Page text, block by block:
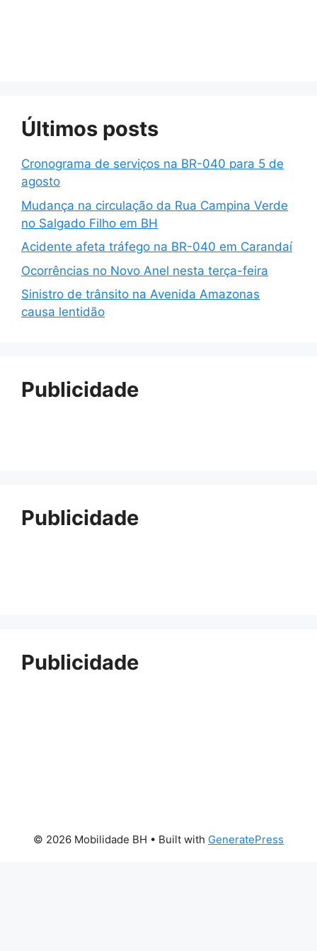
Últimos posts
Cronograma de serviços na BR-040 para 5 de
agosto
Mudança na circulação da Rua Campina Verde
no Salgado Filho em BH
Acidente afeta tráfego na BR-040 em Carandaí
Ocorrências no Novo Anel nesta terça-feira
Sinistro de trânsito na Avenida Amazonas
causa lentidão
Publicidade
Publicidade
Publicidade
© 2026 Mobilidade BH • Built with GeneratePress